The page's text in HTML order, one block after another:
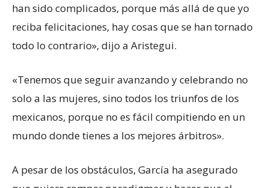
han sido complicados, porque más allá de que yo
reciba felicitaciones, hay cosas que se han tornado
todo lo contrario», dijo a Aristegui.
«Tenemos que seguir avanzando y celebrando no
solo a las mujeres, sino todos los triunfos de los
mexicanos, porque no es fácil compitiendo en un
mundo donde tienes a los mejores árbitros».
A pesar de los obstáculos, García ha asegurado